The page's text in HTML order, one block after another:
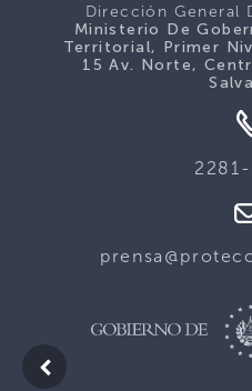
Dirección General
Ministerio De
Territorial, Primer
15 Av. Norte,